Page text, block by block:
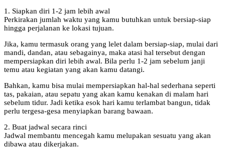
1. Siapkan diri 1-2 jam lebih awal
Perkirakan jumlah waktu yang kamu butuhkan untuk bersiap-siap
hingga perjalanan ke lokasi tujuan.
Jika, kamu termasuk orang yang lelet dalam bersiap-siap, mulai dari
mandi, dandan, atau sebagainya, maka atasi hal tersebut dengan
mempersiapkan diri lebih awal. Bila perlu 1-2 jam sebelum janji
temu atau kegiatan yang akan kamu datangi.
Bahkan, kamu bisa mulai mempersiapkan hal-hal sederhana seperti
tas, pakaian, atau sepatu yang akan kamu kenakan di malam hari
sebelum tidur. Jadi ketika esok hari kamu terlambat bangun, tidak
perlu tergesa-gesa menyiapkan barang bawaan.
2. Buat jadwal secara rinci
Jadwal membantu mencegah kamu melupakan sesuatu yang akan
dibawa atau dikerjakan.